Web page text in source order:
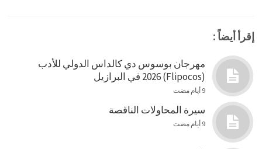
إقرأ أيضاً :
مهرجان بوسوس دي كالداس الدولي للأدب
(Flipocos) 2026 في البرازيل
9 أيام مضت
سيرة المحاولات الناقصة
9 أيام مضت